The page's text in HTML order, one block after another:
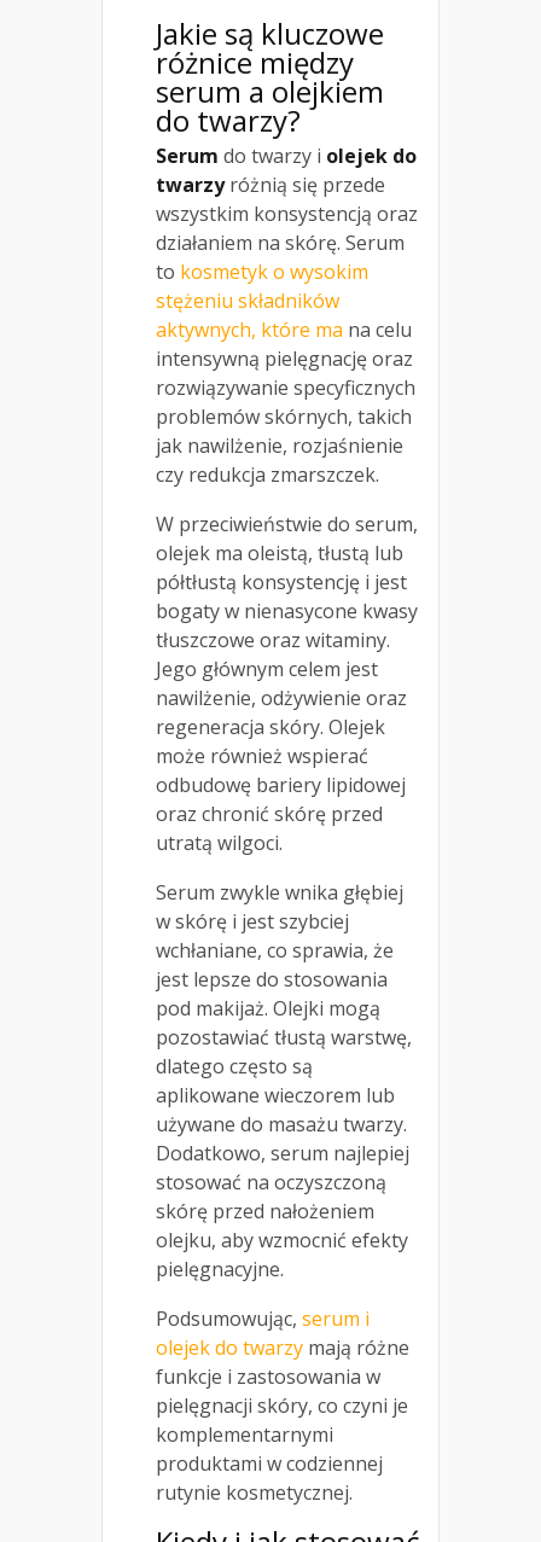
Jakie są kluczowe
różnice między
serum a olejkiem
do twarzy?
Serum do twarzy i olejek do
twarzyróżnią się przede
wszystkim konsystencją oraz
działaniem na skórę. Serum
to kosmetyk o wysokim
stężeniu składników
aktywnych, które ma na celu
intensywną pielęgnację oraz
rozwiązywanie specyficznych
problemów skórnych, takich
jak nawilżenie, rozjaśnienie
czy redukcja zmarszczek.
W przeciwieństwie do serum,
olejek ma oleistą, tłustą lub
półtłustą konsystencję i jest
bogaty w nienasycone kwasy
tłuszczowe oraz witaminy.
Jego głównym celem jest
nawilżenie, odżywienie oraz
regeneracja skóry. Olejek
może również wspierać
odbudowę bariery lipidowej
oraz chronić skórę przed
utratą wilgoci.
Serum zwykle wnika głębiej
w skórę i jest szybciej
wchłaniane, co sprawia, że
jest lepsze do stosowania
pod makijaż. Olejki mogą
pozostawiać tłustą warstwę,
dlatego często są
aplikowane wieczorem lub
używane do masażu twarzy.
Dodatkowo, serum najlepiej
stosować na oczyszczoną
skórę przed nałożeniem
olejku, aby wzmocnić efekty
pielęgnacyjne.
Podsumowując, serum i
olejek do twarzy mają różne
funkcje i zastosowania w
pielęgnacji skóry, co czyni je
komplementarnymi
produktami w codziennej
rutynie kosmetycznej.